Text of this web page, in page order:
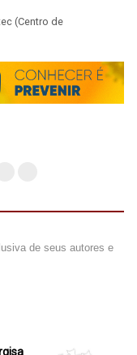
(Centro de
de seus autores e